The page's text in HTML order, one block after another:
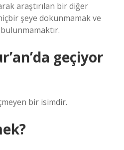
araştırılan bir diğer
şeye dokunmamak ve
geçiyor
bir isimdir.